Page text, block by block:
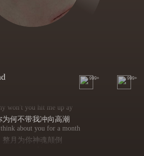
999+ 999+
won't you hit me up ay
为何不带我冲向高潮
think about you for a month
整月为你神魂颠倒